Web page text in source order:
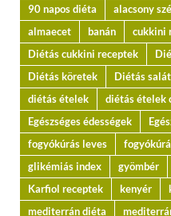
90 napos diéta
alacsony
almaecet
banán
cukkini
Diétás cukkini receptek
Diétás köretek
Diétás
diétás ételek
diétás ételek
Egészséges édességek
fogyókúrás leves
glikémiás index
gyömbér
Karfiol receptek
kenyér
mediterrán diéta